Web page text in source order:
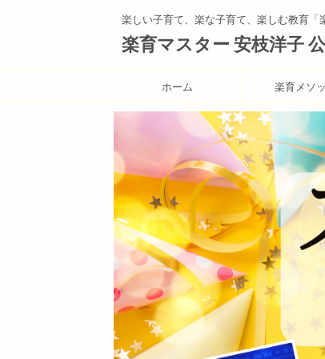
楽しい子育て、楽な子育て、楽しむ教育「
楽育マスター 安枝洋子
ホーム 楽育メソ